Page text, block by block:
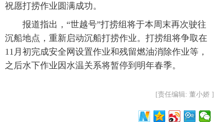
祝愿打捞作业圆满成功。
报道指出，“世越号”打捞组将于本周末再次驶往
沉船地点，重新启动沉船打捞作业。打捞组将争取在
11月初完成安全网设置作业和残留燃油消除作业等，
之后水下作业因水温关系将暂停到明年春季。
[责任编辑: 董小娇 ]